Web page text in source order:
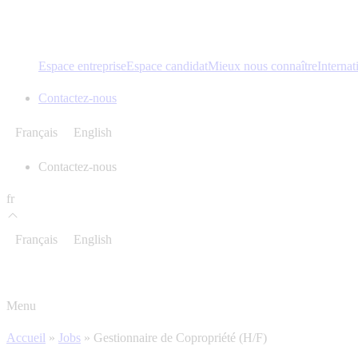
Espace entrepriseEspace candidatMieux nous connaître
Contactez-nous
Français English
Contactez-nous
fr
Français English
Menu
Accueil » Jobs » Gestionnaire de Copropriété (H/F)